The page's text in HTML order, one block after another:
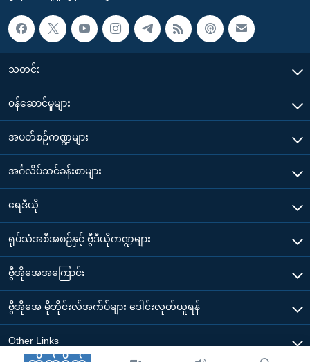
သတင်း
၀န်ဆောင်မှုများ
အပတ်စဉ်ကဏ္ဍများ
အင်္ဂလိပ်သင်ခန်းစာများ
ရေဒီယို
ရုပ်သံအစီအစဉ်နှင့် ဗွီဒီယိုကဏ္ဍများ
ဗွီအိုအေအကြောင်း
ဗွီအိုအေ မိုဘိုင်းလ်အက်ပ်များ ဒေါင်းလုတ်ယူရန်
Other Links